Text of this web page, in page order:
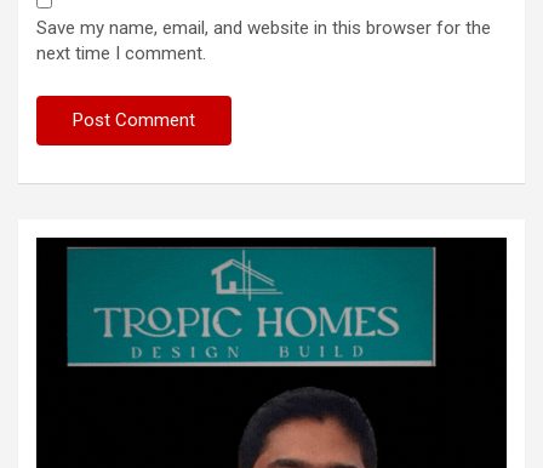
Save my name, email, and website in this browser for the
next time I comment.